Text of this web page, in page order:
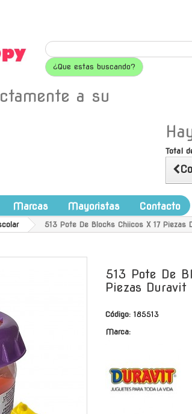
¿Que estas buscando?
a su
Total
Marcas Mayoristas Contacto
513 Pote De Blocks Chiicos X 17 Piezas
513 Pote De
Piezas Duravit
Código: 185513
Marca: